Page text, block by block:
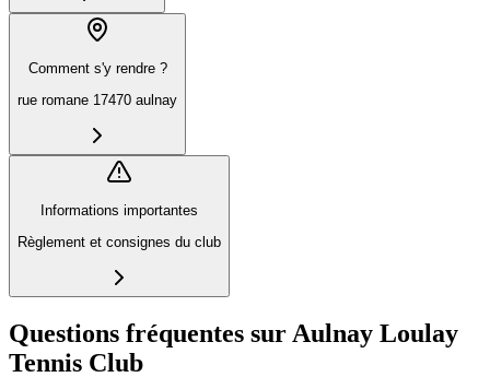
Comment s'y rendre ?
rue romane 17470 aulnay
Informations importantes
Règlement et consignes du club
Questions fréquentes sur Aulnay Loulay
Tennis Club